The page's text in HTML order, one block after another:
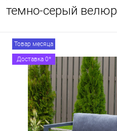
темно-серый велюр
Товар месяца
Доставка 0*